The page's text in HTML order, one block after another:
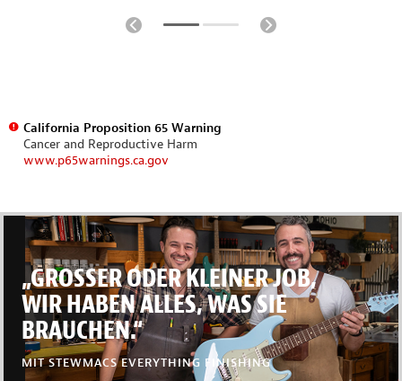
California Proposition 65 Warning
Cancer and Reproductive Harm
www.p65warnings.ca.gov
„GROSSER ODER KLEINER JOB,
WIR HABEN ALLES, WAS SIE
BRAUCHEN.“
MIT STEWMACS EVERYTHING FINISHING